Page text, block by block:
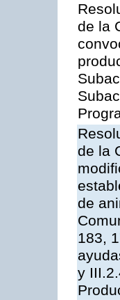
de la
de la
de
183,
y